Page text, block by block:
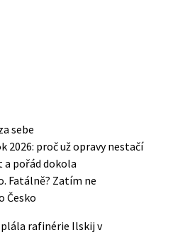
sebe
2026: proč už opravy nestačí
pořád dokola
Fatálně? Zatím ne
Česko
rafinérie Ilskij v